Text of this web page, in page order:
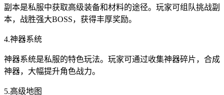
副本是私服中获取高级装备和材料的途径。玩家可组队挑战副
本，战胜强大BOSS，获得丰厚奖励。
4.神器系统
神器系统是私服的特色玩法。玩家可通过收集神器碎片，合成
神器，大幅提升角色战力。
5.高级地图